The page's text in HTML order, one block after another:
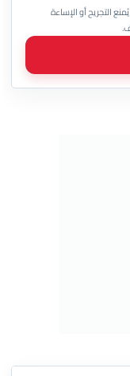
التجريح أو الإساءة